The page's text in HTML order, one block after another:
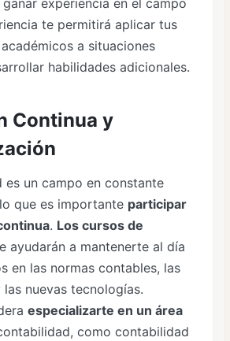
experiencia en el campo
te permitirá aplicar tus
a situaciones
habilidades adicionales.
Continua y
es un campo en constante
que es importante participar
. Los cursos de
ayudarán a mantenerte al día
en las normas contables, las
nuevas tecnologías.
especializarte en un área
como contabilidad